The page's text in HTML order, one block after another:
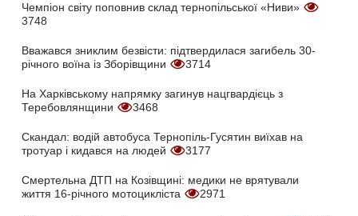
Чемпіон світу поповнив склад тернопільської «Ниви»
3748
Вважався зниклим безвісти: підтвердилася загибель 30-
річного воїна із Зборівщини
3714
На Харківському напрямку загинув нацгвардієць з
Теребовлянщини
3468
Скандал: водій автобуса Тернопіль-Гусятин виїхав на
тротуар і кидався на людей
3177
Смертельна ДТП на Козівщині: медики не врятували
життя 16-річного мотоцикліста
2971